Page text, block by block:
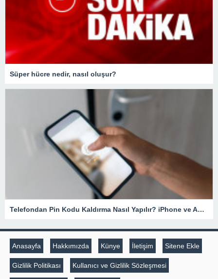
Süper hücre nedir, nasıl oluşur?
Telefondan Pin Kodu Kaldırma Nasıl Yapılır? iPhone ve Android Cihazlarda Pin Kodu Kaldırma – Teknoloji Haberleri
Anasayfa Hakkımızda Künye İletişim Sitene Ekle
Gizlilik Politikası Kullanıcı ve Gizlilik Sözleşmesi